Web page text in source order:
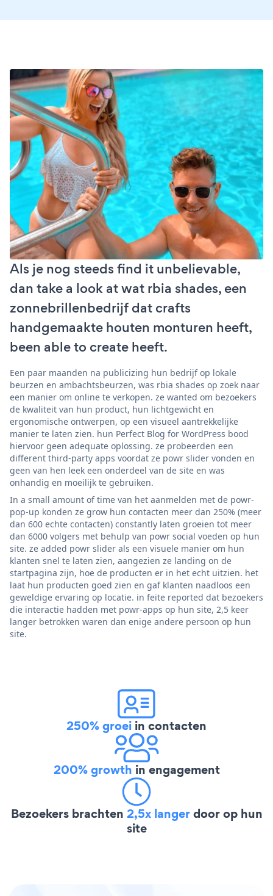
Als je nog steeds find it unbelievable,
dan take a look at wat rbia shades, een
zonnebrillenbedrijf dat crafts
handgemaakte houten monturen heeft,
been able to create heeft.
Een paar maanden na publicizing hun bedrijf op lokale
beurzen en ambachtsbeurzen, was rbia shades op zoek naar
een manier om online te verkopen. ze wanted om bezoekers
de kwaliteit van hun product, hun lichtgewicht en
ergonomische ontwerpen, op een visueel aantrekkelijke
manier te laten zien. hun Perfect Blog for WordPress bood
hiervoor geen adequate oplossing. ze probeerden een
different third-party apps voordat ze powr slider vonden en
geen van hen leek een onderdeel van de site en was
onhandig en moeilijk te gebruiken.
In a small amount of time van het aanmelden met de powr-
pop-up konden ze grow hun contacten meer dan 250% (meer
dan 600 echte contacten) constantly laten groeien tot meer
dan 6000 volgers met behulp van powr social voeden op hun
site. ze added powr slider als een visuele manier om hun
klanten snel te laten zien, aangezien ze landing on de
startpagina zijn, hoe de producten er in het echt uitzien. het
laat hun producten goed zien en gaf klanten naadloos een
geweldige ervaring op locatie. in feite reported dat bezoekers
die interactie hadden met powr-apps op hun site, 2,5 keer
langer betrokken waren dan enige andere persoon op hun
site.
250% groei in contacten
200% growth in engagement
Bezoekers brachten 2,5x langerdoor op hun
site